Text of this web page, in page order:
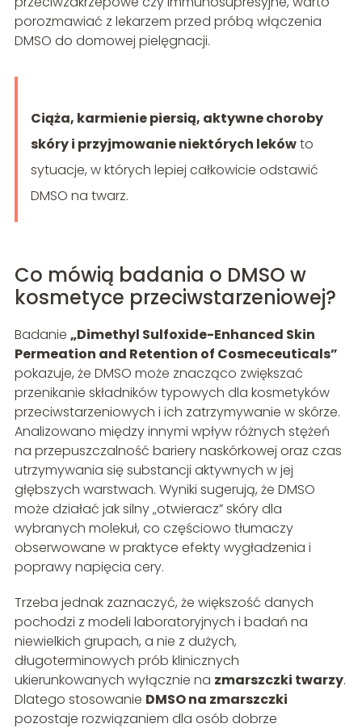
porozmawiać z lekarzem przed próbą włączenia
DMSO do domowej pielęgnacji.
Ciąża, karmienie piersią, aktywne choroby
skóry i przyjmowanie niektórych lekówto
sytuacje, w których lepiej całkowicie odstawić
DMSO na twarz.
Co mówią badania o DMSO w
kosmetyce przeciwstarzeniowej?
Badanie „Dimethyl Sulfoxide-Enhanced Skin
Permeation and Retention of Cosmeceuticals”
pokazuje, że DMSO może znacząco zwiększać
przenikanie składników typowych dla kosmetyków
przeciwstarzeniowych i ich zatrzymywanie w skórze.
Analizowano między innymi wpływ różnych stężeń
na przepuszczalność bariery naskórkowej oraz czas
utrzymywania się substancji aktywnych w jej
głębszych warstwach. Wyniki sugerują, że DMSO
może działać jak silny „otwieracz” skóry dla
wybranych molekuł, co częściowo tłumaczy
obserwowane w praktyce efekty wygładzenia i
poprawy napięcia cery.
Trzeba jednak zaznaczyć, że większość danych
pochodzi z modeli laboratoryjnych i badań na
niewielkich grupach, a nie z dużych,
długoterminowych prób klinicznych
ukierunkowanych wyłącznie na zmarszczki twarzy.
Dlatego stosowanie DMSO na zmarszczki
pozostaje rozwiązaniem dla osób dobrze